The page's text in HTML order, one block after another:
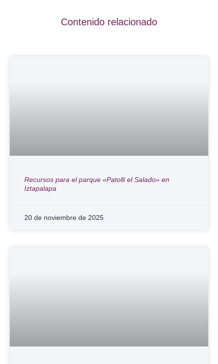
Contenido relacionado
Recursos para el parque «Patolli el Salado» en
Iztapalapa
20 de noviembre de 2025